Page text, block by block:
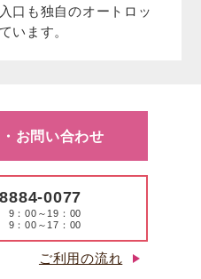
口も独自のオートロッ
います。
お問い合わせ
0077
9：00～19：00
9：00～17：00
ご利用の流れ